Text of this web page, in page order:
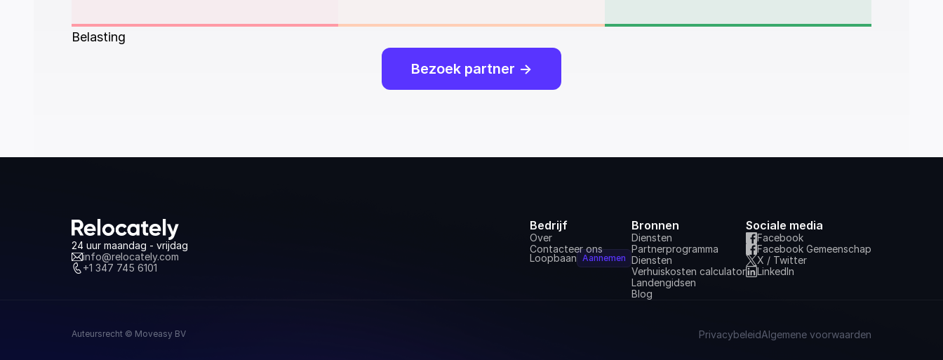
Belasting
Bezoek partner ->
24 uur maandag - vrijdag
info@relocately.com
+1 347 745 6101
Bedrijf
Over
Contacteer ons
Loopbaan Aannemen
Bronnen
Diensten
Partnerprogramma
Diensten
Verhuiskosten calculator
Landengidsen
Blog
Sociale media
Facebook
Facebook Gemeenschap
X / Twitter
LinkedIn
Auteursrecht © Moveasy BV PrivacybeleidAlgemene voorwaarden